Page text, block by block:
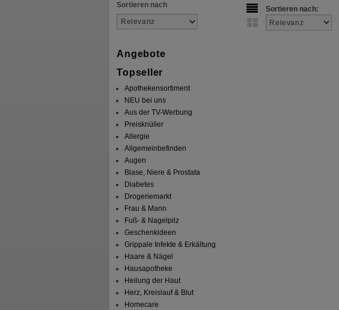
Sortieren nach
Angebote
Topseller
Apothekensortiment
NEU bei uns
Aus der TV-Werbung
Preisknüller
Allergie
Allgemeinbefinden
Augen
Blase, Niere & Prostata
Diabetes
Drogeriemarkt
Frau & Mann
Fuß- & Nagelpilz
Geschenkideen
Grippale Infekte & Erkältung
Haare & Nägel
Hausapotheke
Heilung der Haut
Herz, Kreislauf & Blut
Homecare
Sortieren nach: